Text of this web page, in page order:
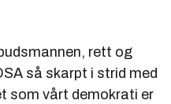
rett og
så skarpt i strid med
som vårt demokrati er